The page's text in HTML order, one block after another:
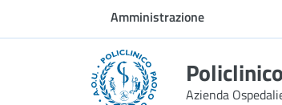
Skip to Main ContentAmministrazione
trasparente
Azienda